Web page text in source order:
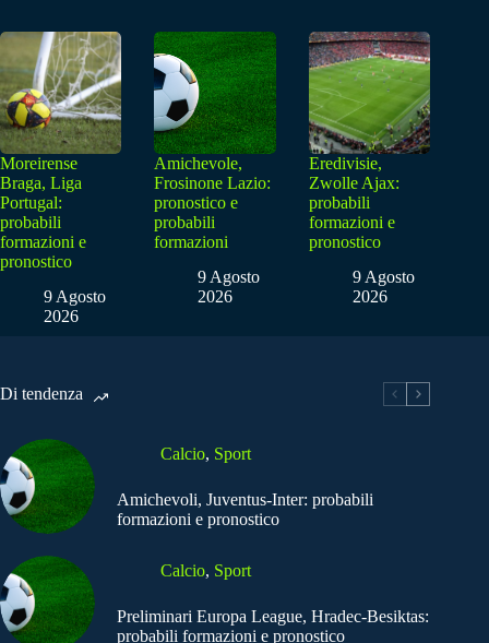
Moreirense
Braga, Liga
Portugal:
probabili
formazioni e
pronostico
9 Agosto
2026
Amichevole,
Frosinone Lazio:
pronostico e
probabili
formazioni
9 Agosto
2026
Eredivisie,
Zwolle Ajax:
probabili
formazioni e
pronostico
9 Agosto
2026
Di tendenza
Calcio, Sport
Amichevoli, Juventus-Inter: probabili
formazioni e pronostico
Calcio, Sport
Preliminari Europa League, Hradec-Besiktas:
probabili formazioni e pronostico